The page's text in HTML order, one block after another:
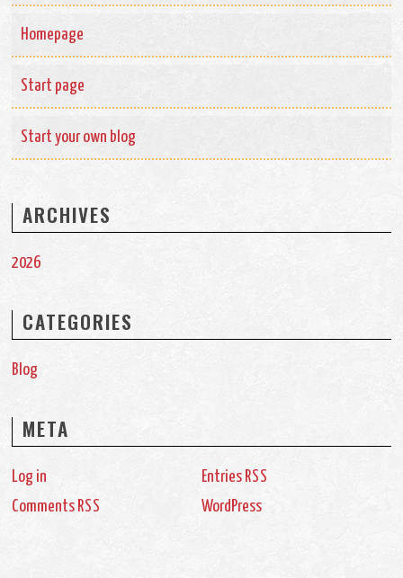
Homepage
Start page
Start your own blog
ARCHIVES
2026
CATEGORIES
Blog
META
Log in Entries RSS
Comments RSS WordPress